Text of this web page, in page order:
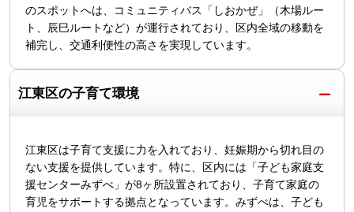
のスポットへは、コミュニティバス「しおかぜ」（木場ルー
ト、辰巳ルートなど）が運行されており、区内全域の移動を
補完し、交通利便性の高さを実現しています。
江東区の子育て環境
江東区は子育て支援に力を入れており、妊娠期から切れ目の
ない支援を提供しています。特に、区内には「子ども家庭支
援センターみずべ」が8ヶ所設置されており、子育て家庭の
育児をサポートする拠点となっています。みずべは、子ども